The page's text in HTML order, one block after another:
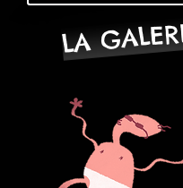
LA